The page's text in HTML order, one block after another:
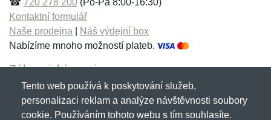
Zpráva*
☎ 720 278 200 (Po-Pá 8:00-16:30)
Kontaktní formulář
Naše prodejna
Náš výdejní box
Nabízíme mnoho možností plateb.
Zákaznický servis
Novinky emailem
Tento web používá k poskytování služeb,
personalizaci reklam a analýze návštěvnosti soubory
cookie. Používáním tohoto webu s tím souhlasíte.